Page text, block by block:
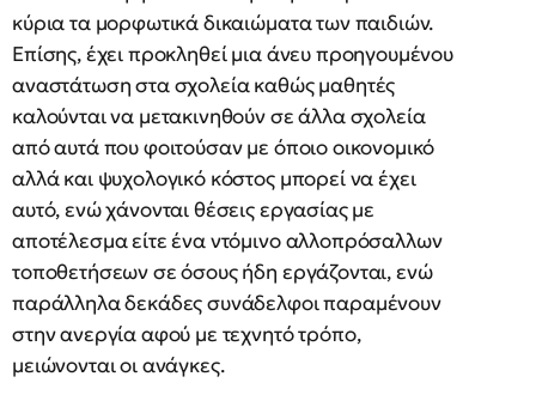
κύρια τα μορφωτικά δικαιώματα των παιδιών.
Επίσης, έχει προκληθεί μια άνευ προηγουμένου
αναστάτωση στα σχολεία καθώς μαθητές
καλούνται να μετακινηθούν σε άλλα σχολεία
από αυτά που φοιτούσαν με όποιο οικονομικό
αλλά και ψυχολογικό κόστος μπορεί να έχει
αυτό, ενώ χάνονται θέσεις εργασίας με
αποτέλεσμα είτε ένα ντόμινο αλλοπρόσαλλων
τοποθετήσεων σε όσους ήδη εργάζονται, ενώ
παράλληλα δεκάδες συνάδελφοι παραμένουν
στην ανεργία αφού με τεχνητό τρόπο,
μειώνονται οι ανάγκες.